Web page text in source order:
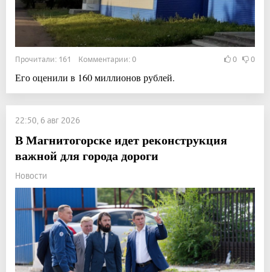
Прочитали: 161 Комментарии: 0 0 0
Его оценили в 160 миллионов рублей.
22:50, 6 авг 2026
В Магнитогорске идет реконструкция
важной для города дороги
Новости